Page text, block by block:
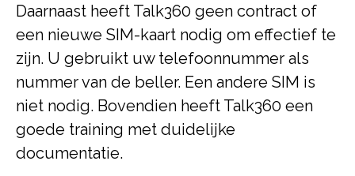
Daarnaast heeft Talk360 geen contract of
een nieuwe SIM-kaart nodig om effectief te
zijn. U gebruikt uw telefoonnummer als
nummer van de beller. Een andere SIM is
niet nodig. Bovendien heeft Talk360 een
goede training met duidelijke
documentatie.